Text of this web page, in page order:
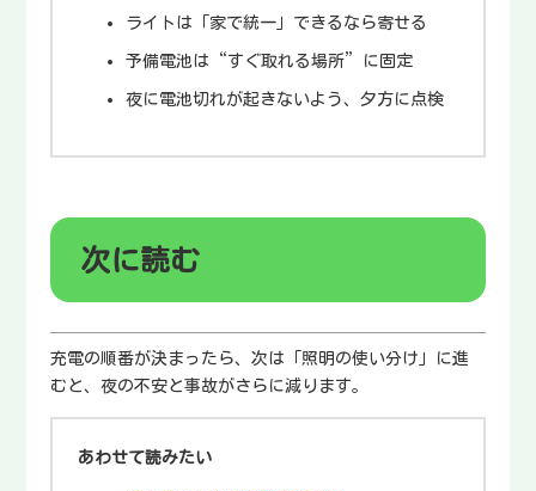
ライトは「家で統一」できるなら寄せる
予備電池は“すぐ取れる場所”に固定
夜に電池切れが起きないよう、夕方に点検
次に読む
充電の順番が決まったら、次は「照明の使い分け」に進
むと、夜の不安と事故がさらに減ります。
あわせて読みたい